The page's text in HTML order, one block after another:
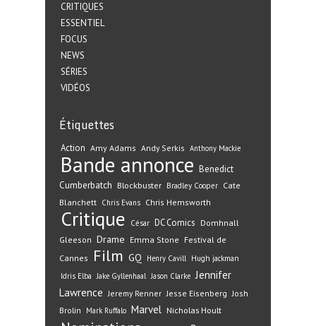
CRITIQUES
ESSENTIEL
FOCUS
NEWS
SÉRIES
VIDÉOS
Étiquettes
Action Amy Adams Andy Serkis Anthony Mackie
Bande annonce Benedict
Cumberbatch Blockbuster Bradley Cooper Cate
Blanchett Chris Evans Chris Hemsworth
Critique César DC Comics Domhnall
Gleeson Drame Emma Stone Festival de
Cannes
Film GQ Henry Cavill Hugh jackman
Idris Elba Jake Gyllenhaal Jason Clarke Jennifer
Lawrence Jeremy Renner Jesse Eisenberg Josh
Brolin
Mark Ruffalo Marvel Nicholas Hoult